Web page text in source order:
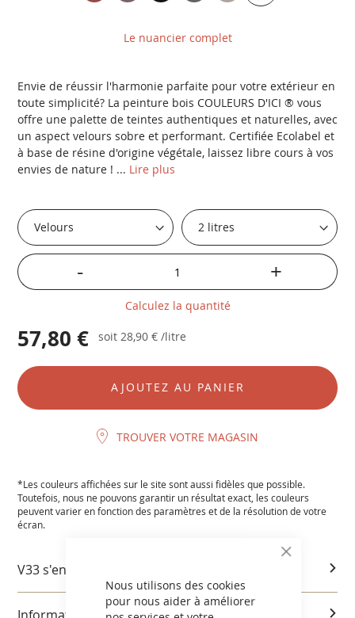
Nous utilisons des cookies
pour nous aider à améliorer
Le nuancier complet
Envie de réussir l'harmonie parfaite pour votre extérieur en
toute simplicité? La peinture bois COULEURS D'ICI ® vous
offre une palette de teintes authentiques et naturelles, avec
un aspect velours sobre et performant. Certifiée Ecolabel et
à base de résine d'origine végétale, laissez libre cours à vos
envies de nature ! ... Lire plus
- +
Calculez la quantité
57,80 € soit 28,90 € /litre
AJOUTEZ AU PANIER
TROUVER VOTRE MAGASIN
*Les couleurs affichées sur le site sont aussi fidèles que possible.
Toutefois, nous ne pouvons garantir un résultat exact, les couleurs
peuvent varier en fonction des paramètres et de la résolution de votre
écran.
V33 s'engage